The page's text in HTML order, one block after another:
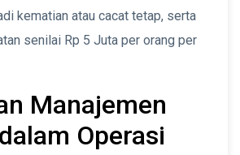
kematian atau cacat tetap, serta
senilai Rp 5 Juta per orang per
Manajemen
Operasi